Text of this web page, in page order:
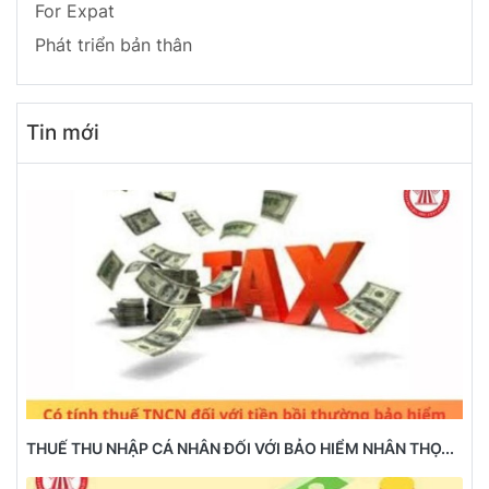
For Expat
Phát triển bản thân
Tin mới
THUẾ THU NHẬP CÁ NHÂN ĐỐI VỚI BẢO HIỂM NHÂN THỌ...